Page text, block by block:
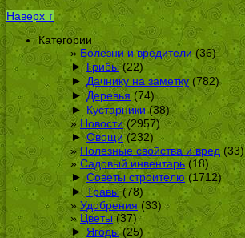
Наверх ↑
Категории
Болезни и вредители(36)
► Грибы(22)
► Дачнику на заметку (782)
► Деревья (74)
► Кустарники(38)
Новости(2957)
► Овощи(232)
Полезные свойства и вред(33)
Садовый инвентарь (18)
► Советы строителю (1712)
► Травы(78)
Удобрения (33)
Цветы(37)
► Ягоды(25)